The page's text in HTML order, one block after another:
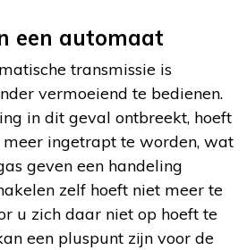
een automaat
transmissie is
vermoeiend te bedienen.
in dit geval ontbreekt, hoeft
ingetrapt te worden, wat
geven een handeling
zelf hoeft niet meer te
u zich daar niet op hoeft te
een pluspunt zijn voor de